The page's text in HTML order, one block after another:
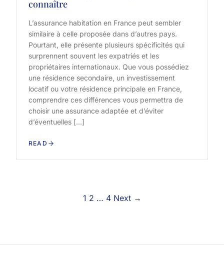
connaître
L’assurance habitation en France peut sembler
similaire à celle proposée dans d’autres pays.
Pourtant, elle présente plusieurs spécificités qui
surprennent souvent les expatriés et les
propriétaires internationaux. Que vous possédiez
une résidence secondaire, un investissement
locatif ou votre résidence principale en France,
comprendre ces différences vous permettra de
choisir une assurance adaptée et d’éviter
d’éventuelles […]
READ
Pagination
1 2 … 4 Next →